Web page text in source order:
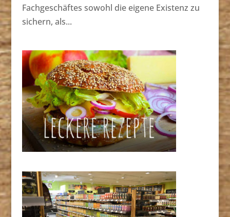
Fachgeschäftes sowohl die eigene Existenz zu
sichern, als...